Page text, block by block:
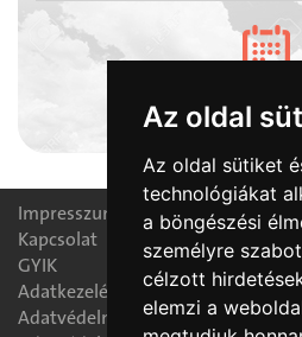
Az oldal
Az oldal sütiket
technológiákat
a böngészési
személyre
célzott
elemzi a
Lőrinc
Impresszum
Kapcsolat
GYIK
Adatkezelési nyilatkozat
Adatvédelmi tájékoztató